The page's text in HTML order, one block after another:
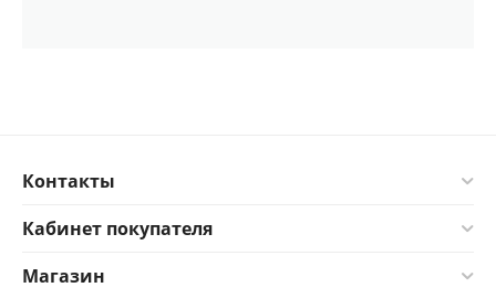
Контакты
Кабинет покупателя
Магазин